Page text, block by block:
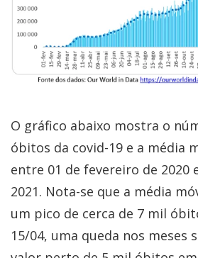
O gráfico abaixo mostra o
óbitos da covid-19 e a média
entre 01 de fevereiro de 2020
2021. Nota-se que a média
um pico de cerca de 7 mil
15/04, uma queda nos meses